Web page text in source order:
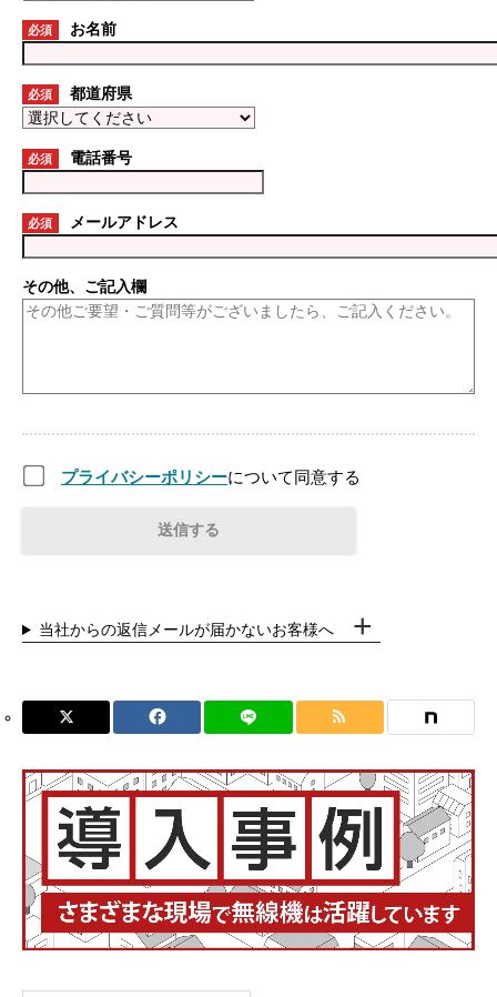
必須 お名前
必須 都道府県
必須 電話番号
必須 メールアドレス
その他、ご記入欄
プライバシーポリシーについて同意する
当社からの返信メールが届かないお客様へ